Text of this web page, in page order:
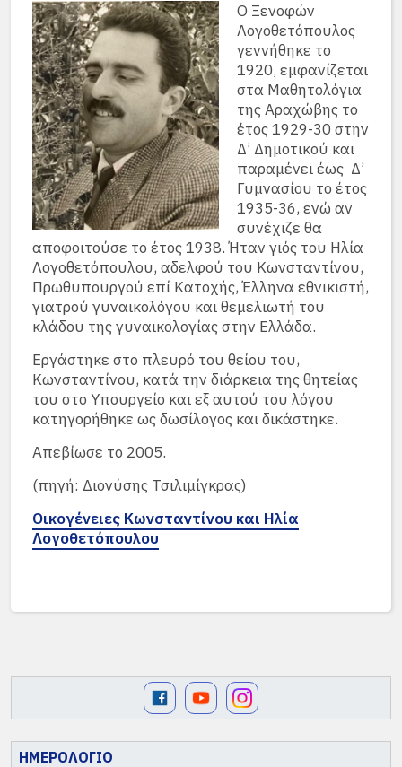
ΗΜΕΡΟΛΟΓΙΟ
Ο Ξενοφών
Λογοθετόπουλος
γεννήθηκε το
1920, εμφανίζεται
στα Μαθητολόγια
της Αραχώβης το
έτος 1929-30 στην
Δ’ Δημοτικού και
παραμένει έως Δ’
Γυμνασίου το έτος
1935-36, ενώ αν
συνέχιζε θα
αποφοιτούσε το έτος 1938. Ήταν γιός του Ηλία
Λογοθετόπουλου, αδελφού του Κωνσταντίνου,
Πρωθυπουργού επί Κατοχής, Έλληνα εθνικιστή,
γιατρού γυναικολόγου και θεμελιωτή του
κλάδου της γυναικολογίας στην Ελλάδα.
Εργάστηκε στο πλευρό του θείου του,
Κωνσταντίνου, κατά την διάρκεια της θητείας
του στο Υπουργείο και εξ αυτού του λόγου
κατηγορήθηκε ως δωσίλογος και δικάστηκε.
Απεβίωσε το 2005.
(πηγή: Διονύσης Τσιλιμίγκρας)
Οικογένειες Κωνσταντίνου και Ηλία
Λογοθετόπουλου